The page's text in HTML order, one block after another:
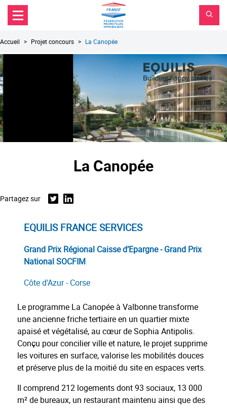
Aller au contenu principal
Aller au menu principal
Aller à la recherche
FPI
France
Accueil Projet concours La Canopée
La Canopée
Partagez sur TwitterLinkedin
EQUILIS FRANCE SERVICES
Grand Prix Régional Caisse d’Epargne - Grand Prix
National SOCFIM
Côte d'Azur - Corse
Le programme La Canopée à Valbonne transforme
une ancienne friche tertiaire en un quartier mixte
apaisé et végétalisé, au cœur de Sophia Antipolis.
Conçu pour concilier ville et nature, le projet supprime
les voitures en surface, valorise les mobilités douces
et préserve plus de la moitié du site en espaces verts.
Il comprend 212 logements dont 93 sociaux, 13 000
m² de bureaux, un restaurant maintenu ainsi que des